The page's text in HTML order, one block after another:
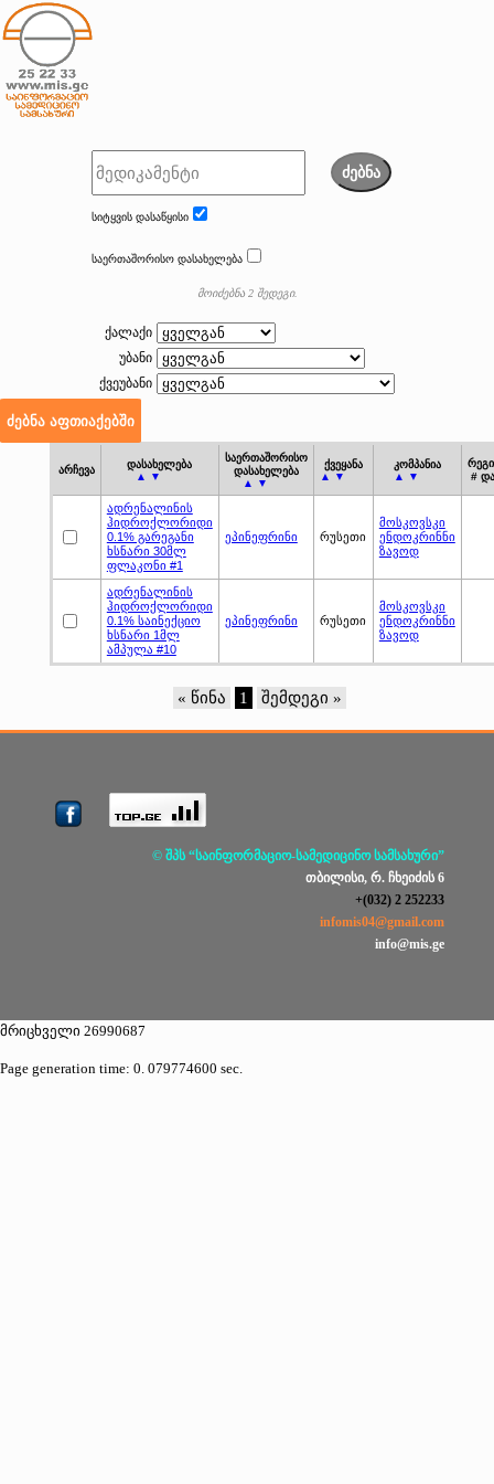
ძებნა
სიტყვის დასაწყისი
საერთაშორისო დასახელება
მოიძებნა 2 შედეგი.
ქალაქი
უბანი
ქვეუბანი
არჩევა
დასახელება
▲ ▼
საერთაშორისო
დასახელება
▲ ▼
ქვეყანა
▲ ▼
კომპანია
▲ ▼
#
ადრენალინის
ჰიდროქლორიდი
0.1% გარეგანი
ხსნარი 30მლ
ფლაკონი #1
ეპინეფრინი რუსეთი
მოსკოვსკი
ენდოკრინნი
ზავოდ
ადრენალინის
ჰიდროქლორიდი
0.1% საინექციო
ხსნარი 1მლ
ამპულა #10
ეპინეფრინი რუსეთი
მოსკოვსკი
ენდოკრინნი
ზავოდ
« წინა 1 შემდეგი »
© შპს “საინფორმაციო-სამედიცინო სამსახური”
თბილისი, რ. ჩხეიძის 6
+(032) 2 252233
infomis04@gmail.com
info@mis.ge
მრიცხველი 26990687
Page generation time: 0. 079774600 sec.